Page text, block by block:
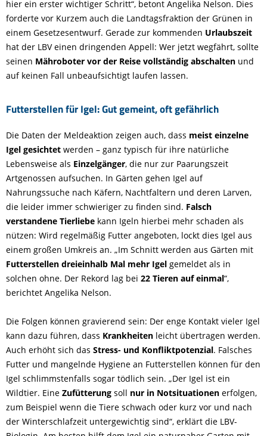
hier ein erster wichtiger Schritt“, betont Angelika Nelson. Dies
forderte vor Kurzem auch die Landtagsfraktion der Grünen in
einem Gesetzesentwurf. Gerade zur kommenden Urlaubszeit
hat der LBV einen dringenden Appell: Wer jetzt wegfährt, sollte
seinen Mähroboter vor der Reise vollständig abschalten und
auf keinen Fall unbeaufsichtigt laufen lassen.
Futterstellen für Igel: Gut gemeint, oft gefährlich
Die Daten der Meldeaktion zeigen auch, dass meist einzelne
Igel gesichtet werden – ganz typisch für ihre natürliche
Lebensweise als Einzelgänger, die nur zur Paarungszeit
Artgenossen aufsuchen. In Gärten gehen Igel auf
Nahrungssuche nach Käfern, Nachtfaltern und deren Larven,
die leider immer schwieriger zu finden sind. Falsch
verstandene Tierliebe kann Igeln hierbei mehr schaden als
nützen: Wird regelmäßig Futter angeboten, lockt dies Igel aus
einem großen Umkreis an. „Im Schnitt werden aus Gärten mit
Futterstellen dreieinhalb Mal mehr Igel gemeldet als in
solchen ohne. Der Rekord lag bei 22 Tieren auf einmal“,
berichtet Angelika Nelson.
Die Folgen können gravierend sein: Der enge Kontakt vieler Igel
kann dazu führen, dass Krankheiten leicht übertragen werden.
Auch erhöht sich das Stress- und Konfliktpotenzial. Falsches
Futter und mangelnde Hygiene an Futterstellen können für den
Igel schlimmstenfalls sogar tödlich sein. „Der Igel ist ein
Wildtier. Eine Zufütterung soll nur in Notsituationen erfolgen,
zum Beispiel wenn die Tiere schwach oder kurz vor und nach
der Winterschlafzeit untergewichtig sind“, erklärt die LBV-